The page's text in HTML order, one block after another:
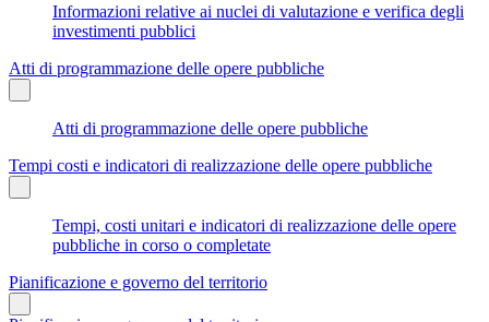
Informazioni relative ai nuclei di valutazione e verifica degli
investimenti pubblici
Atti di programmazione delle opere pubbliche
Atti di programmazione delle opere pubbliche
Tempi costi e indicatori di realizzazione delle opere pubbliche
Tempi, costi unitari e indicatori di realizzazione delle opere
pubbliche in corso o completate
Pianificazione e governo del territorio